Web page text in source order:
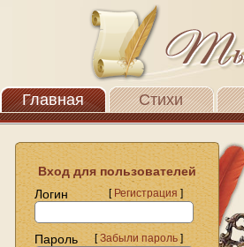
Главная Стихи
Вход для пользователей
Логин
[Регистрация]
Пароль [Забыли пароль]